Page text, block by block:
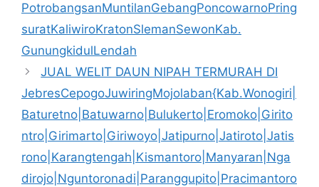
PotrobangsanMuntilanGebangPoncowarnoPring
suratKaliwiroKratonSlemanSewonKab.
GunungkidulLendah
JUAL WELIT DAUN NIPAH TERMURAH DI
JebresCepogoJuwiringMojolaban{Kab.Wonogiri|
Baturetno|Batuwarno|Bulukerto|Eromoko|Girito
ntro|Girimarto|Giriwoyo|Jatipurno|Jatiroto|Jatis
rono|Karangtengah|Kismantoro|Manyaran|Nga
dirojo|Nguntoronadi|Paranggupito|Pracimantoro